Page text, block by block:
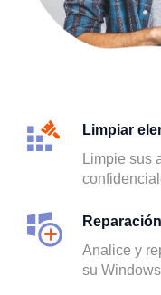
Limpiar
Limpie sus
Analice y
su